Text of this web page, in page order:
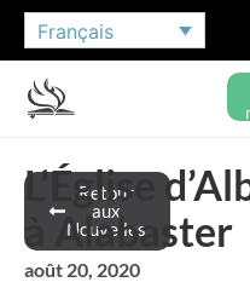
Français
Retour
aux
Nouvelles
L’Église
à Alabaster
août 20, 2020